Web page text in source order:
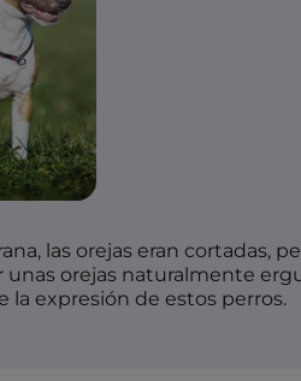
las orejas eran cortadas,
unas orejas naturalmente
la expresión de estos perros.